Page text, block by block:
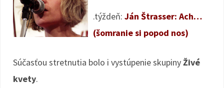
.týždeň: Ján Štrasser: Ach…
(šomranie si popod nos)
Súčasťou stretnutia bolo i vystúpenie skupinyŽivé
kvety.